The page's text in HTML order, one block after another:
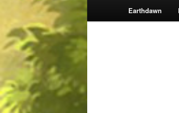
Earthdawn